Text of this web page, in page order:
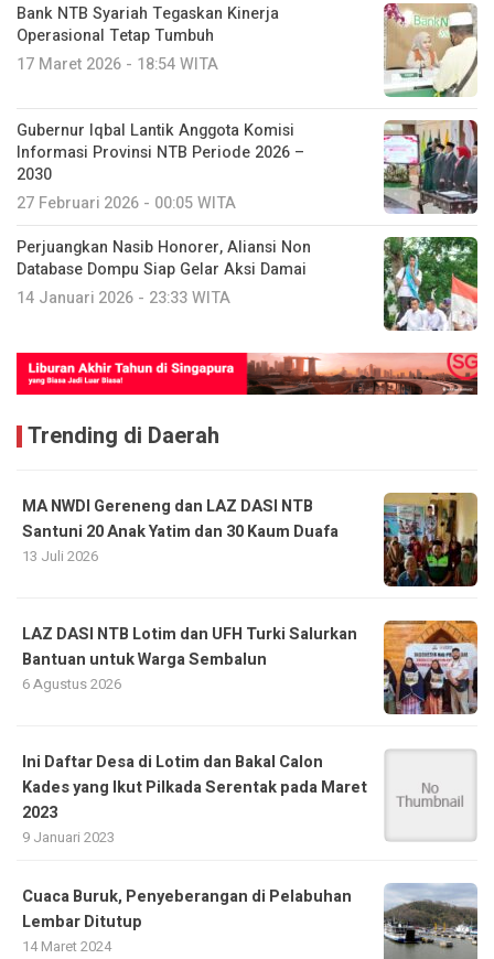
Bank NTB Syariah Tegaskan Kinerja
Operasional Tetap Tumbuh
17 Maret 2026 - 18:54 WITA
Gubernur Iqbal Lantik Anggota Komisi
Informasi Provinsi NTB Periode 2026 –
2030
27 Februari 2026 - 00:05 WITA
Perjuangkan Nasib Honorer, Aliansi Non
Database Dompu Siap Gelar Aksi Damai
14 Januari 2026 - 23:33 WITA
Trending di Daerah
MA NWDI Gereneng dan LAZ DASI NTB
Santuni 20 Anak Yatim dan 30 Kaum Duafa
13 Juli 2026
LAZ DASI NTB Lotim dan UFH Turki Salurkan
Bantuan untuk Warga Sembalun
6 Agustus 2026
Ini Daftar Desa di Lotim dan Bakal Calon
Kades yang Ikut Pilkada Serentak pada Maret
2023
9 Januari 2023
Cuaca Buruk, Penyeberangan di Pelabuhan
Lembar Ditutup
14 Maret 2024